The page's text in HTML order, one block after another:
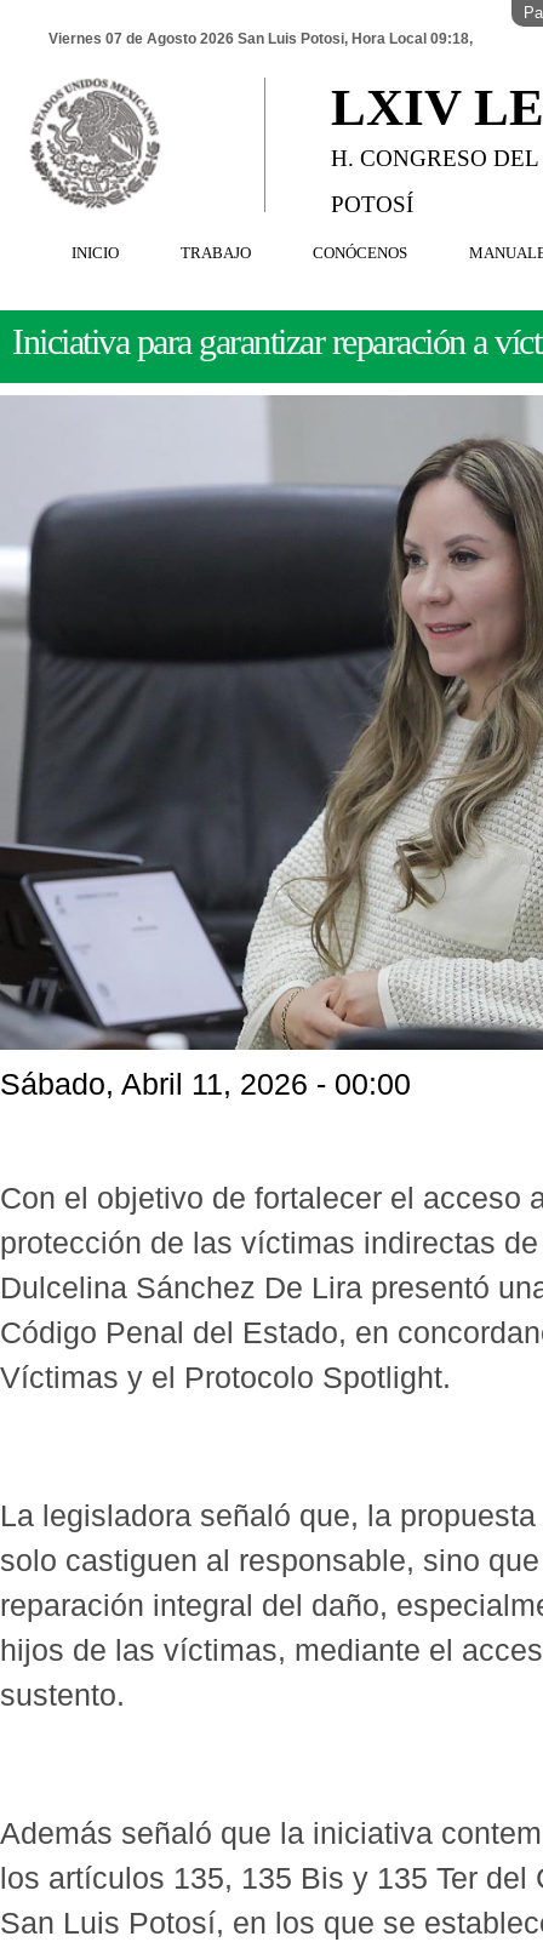
Viernes 07 de Agosto 2026 San Luis Potosi, Hora Local 09:18,
LXIV
H. CONGRESO
POTOSÍ
INICIO TRABAJO CONÓCENOS
Iniciativa para garantizar reparación a
Sábado, Abril 11, 2026 - 00:00
Con el objetivo de fortalecer el acceso
protección de las víctimas indirectas
Dulcelina Sánchez De Lira presentó
Código Penal del Estado, en
Víctimas y el Protocolo Spotlight.
La legisladora señaló que, la
solo castiguen al responsable, sino
reparación integral del daño,
hijos de las víctimas, mediante el
sustento.
Además señaló que la iniciativa
los artículos 135, 135 Bis y 135 Ter
San Luis Potosí, en los que se